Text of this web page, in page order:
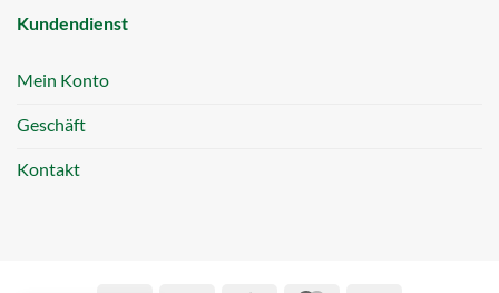
Kundendienst
Mein Konto
Geschäft
Kontakt